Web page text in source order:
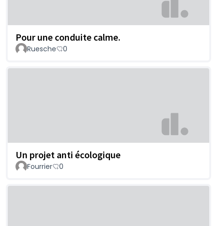
Pour une conduite calme.
Ruesche 0
Un projet anti écologique
Fourrier 0